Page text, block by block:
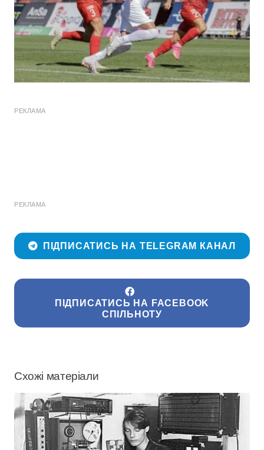
РЕКЛАМА
РЕКЛАМА
ПІДПИСАТИСЬ НА TELEGRAM КАНАЛ
ПІДПИСАТИСЬ НА FACEBOOK
СПІЛЬНОТУ
Схожі матеріали